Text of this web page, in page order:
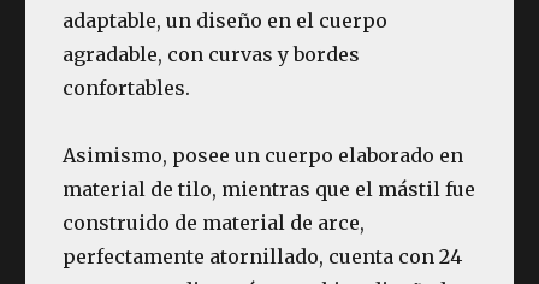
adaptable, un diseño en el cuerpo
agradable, con curvas y bordes
confortables.
Asimismo, posee un cuerpo elaborado en
material de tilo, mientras que el mástil fue
construido de material de arce,
perfectamente atornillado, cuenta con 24